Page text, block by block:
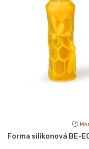
Forma silikonová BE-